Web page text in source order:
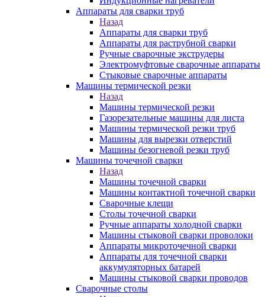
Аппараты для сварки труб
Назад
Аппараты для сварки труб
Аппараты для раструбной сварки
Ручные сварочные экструдеры
Электромуфтовые сварочные аппараты
Стыковые сварочные аппараты
Машины термической резки
Назад
Машины термической резки
Газорезательные машины для листа
Машины термической резки труб
Машины для вырезки отверстий
Машины безогневой резки труб
Машины точечной сварки
Назад
Машины точечной сварки
Машины контактной точечной сварки
Сварочные клещи
Столы точечной сварки
Ручные аппараты холодной сварки
Машины стыковой сварки проволоки
Аппараты микроточечной сварки
Аппараты для точечной сварки
аккумуляторных батарей
Машины стыковой сварки проводов
Сварочные столы